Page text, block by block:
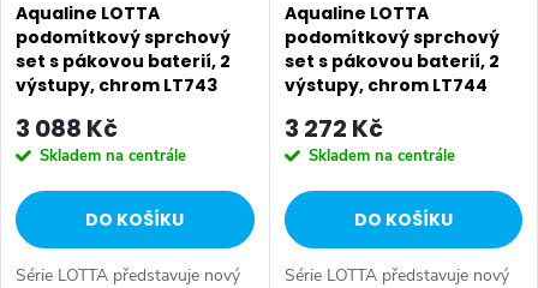
Aqualine LOTTA
podomítkový sprchový
set s pákovou baterií, 2
výstupy, chrom LT743
3 088 Kč
Skladem na centrále
DO KOŠÍKU
Série LOTTA představuje nový
Aqualine LOTTA
podomítkový sprchový
set s pákovou baterií, 2
výstupy, chrom LT744
3 272 Kč
Skladem na centrále
DO KOŠÍKU
Série LOTTA představuje nový